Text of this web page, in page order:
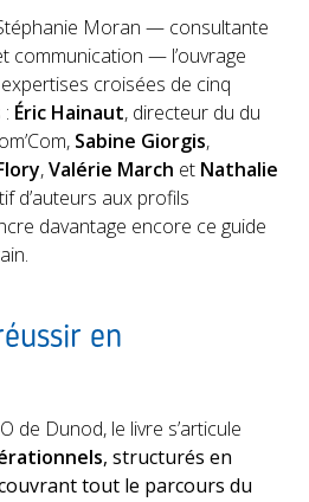
Moran — consultante
communication — l’ouvrage
croisées de cinq
Éric Hainaut, directeur du du
Sabine Giorgis,
,Valérie March et Nathalie
d’auteurs aux profils
davantage encore ce guide
en
de Dunod, le livre s’articule
, structurés en
tout le parcours du